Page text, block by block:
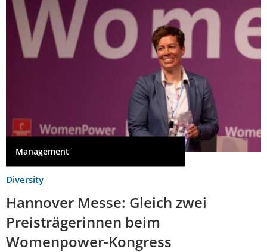
Management
Diversity
Hannover Messe: Gleich zwei
Preisträgerinnen beim
Womenpower-Kongress